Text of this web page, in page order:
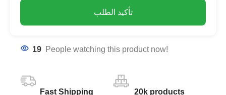
تأكيد الطلب
19 People watching this product now!
Fast Shipping 20k products